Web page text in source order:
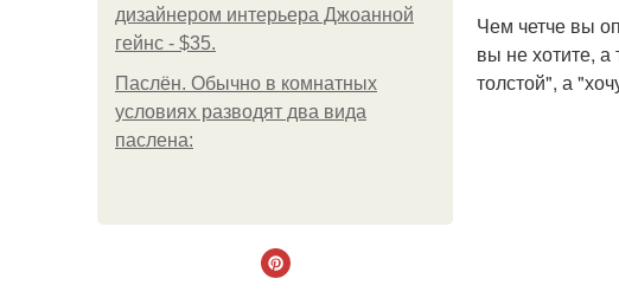
дизайнером интерьера Джоанной
гейнс - $35.
Паслён. Обычно в комнатных
условиях разводят два вида
паслена:
Чем четче вы
вы не хотите,
толстой", а